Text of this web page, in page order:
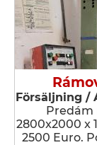
Försäljning /
Predám
2800x2000 x
2500 Euro.